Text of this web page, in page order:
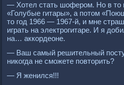
— Хотел стать шофером. Но в то
«Голубые гитары», а потом
то год 1966 — 1967-й, и мне
играть на электрогитаре. И я
на… аккордеоне.
— Ваш самый решительный
никогда не сможете повторить?
— Я женился!!!